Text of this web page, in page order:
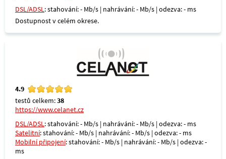
DSL/ADSL: stahování: - Mb/s | nahrávání: - Mb/s | odezva: - ms
Dostupnost v celém okrese.
4.9
testů celkem:38
https://www.celanet.cz
DSL/ADSL: stahování: - Mb/s | nahrávání: - Mb/s | odezva: - ms
Satelitní: stahování: - Mb/s | nahrávání: - Mb/s | odezva: - ms
Mobilní připojení: stahování: - Mb/s | nahrávání: - Mb/s | odezva: -
ms